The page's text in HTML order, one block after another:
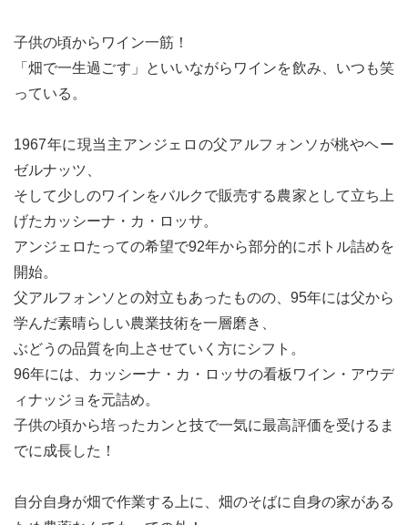
子供の頃からワイン一筋！
「畑で一生過ごす」といいながらワインを飲み、いつも笑
っている。
1967年に現当主アンジェロの父アルフォンソが桃やヘー
ゼルナッツ、
そして少しのワインをバルクで販売する農家として立ち上
げたカッシーナ・カ・ロッサ。
アンジェロたっての希望で92年から部分的にボトル詰めを
開始。
父アルフォンソとの対立もあったものの、95年には父から
学んだ素晴らしい農業技術を一層磨き、
ぶどうの品質を向上させていく方にシフト。
96年には、カッシーナ・カ・ロッサの看板ワイン・アウデ
ィナッジョを元詰め。
子供の頃から培ったカンと技で一気に最高評価を受けるま
でに成長した！
自分自身が畑で作業する上に、畑のそばに自身の家がある